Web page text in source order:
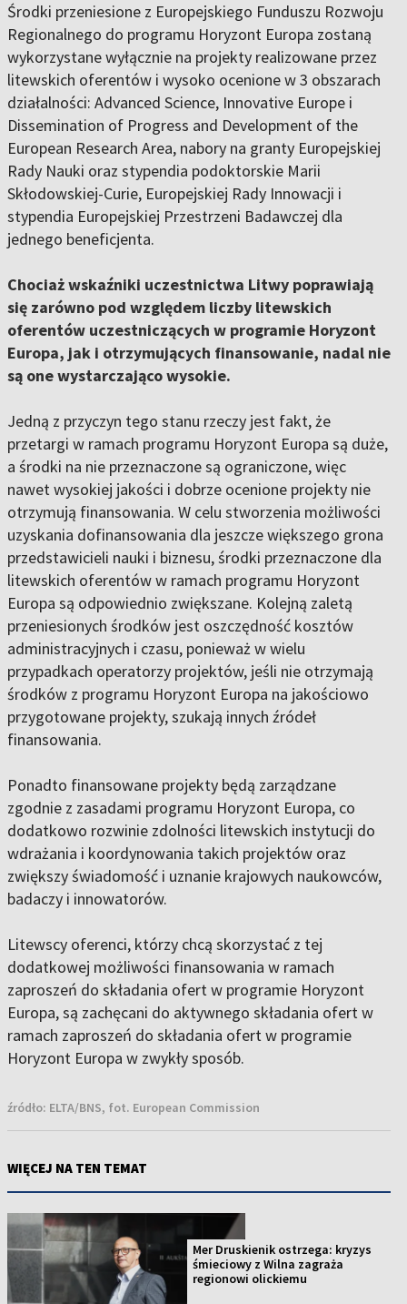
Środki przeniesione z Europejskiego Funduszu Rozwoju
Regionalnego do programu Horyzont Europa zostaną
wykorzystane wyłącznie na projekty realizowane przez
litewskich oferentów i wysoko ocenione w 3 obszarach
działalności: Advanced Science, Innovative Europe i
Dissemination of Progress and Development of the
European Research Area, nabory na granty Europejskiej
Rady Nauki oraz stypendia podoktorskie Marii
Skłodowskiej-Curie, Europejskiej Rady Innowacji i
stypendia Europejskiej Przestrzeni Badawczej dla
jednego beneficjenta.
Chociaż wskaźniki uczestnictwa Litwy poprawiają
się zarówno pod względem liczby litewskich
oferentów uczestniczących w programie Horyzont
Europa, jak i otrzymujących finansowanie, nadal nie
są one wystarczająco wysokie.
Jedną z przyczyn tego stanu rzeczy jest fakt, że
przetargi w ramach programu Horyzont Europa są duże,
a środki na nie przeznaczone są ograniczone, więc
nawet wysokiej jakości i dobrze ocenione projekty nie
otrzymują finansowania. W celu stworzenia możliwości
uzyskania dofinansowania dla jeszcze większego grona
przedstawicieli nauki i biznesu, środki przeznaczone dla
litewskich oferentów w ramach programu Horyzont
Europa są odpowiednio zwiększane. Kolejną zaletą
przeniesionych środków jest oszczędność kosztów
administracyjnych i czasu, ponieważ w wielu
przypadkach operatorzy projektów, jeśli nie otrzymają
środków z programu Horyzont Europa na jakościowo
przygotowane projekty, szukają innych źródeł
finansowania.
Ponadto finansowane projekty będą zarządzane
zgodnie z zasadami programu Horyzont Europa, co
dodatkowo rozwinie zdolności litewskich instytucji do
wdrażania i koordynowania takich projektów oraz
zwiększy świadomość i uznanie krajowych naukowców,
badaczy i innowatorów.
Litewscy oferenci, którzy chcą skorzystać z tej
dodatkowej możliwości finansowania w ramach
zaproszeń do składania ofert w programie Horyzont
Europa, są zachęcani do aktywnego składania ofert w
ramach zaproszeń do składania ofert w programie
Horyzont Europa w zwykły sposób.
źródło: ELTA/BNS, fot. European Commission
WIĘCEJ NA TEN TEMAT
Mer Druskienik ostrzega: kryzys
śmieciowy z Wilna zagraża
regionowi olickiemu